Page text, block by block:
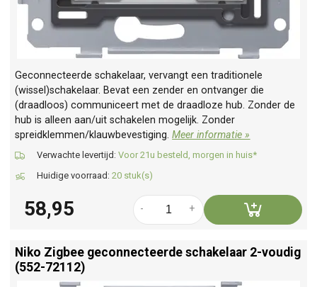
Geconnecteerde schakelaar, vervangt een traditionele
(wissel)schakelaar. Bevat een zender en ontvanger die
(draadloos) communiceert met de draadloze hub. Zonder de
hub is alleen aan/uit schakelen mogelijk. Zonder
spreidklemmen/klauwbevestiging.Meer informatie »
Verwachte levertijd: Voor 21u besteld, morgen in huis*
Huidige voorraad: 20 stuk(s)
58,95 +
-
Niko Zigbee geconnecteerde schakelaar 2-voudig
(552-72112)